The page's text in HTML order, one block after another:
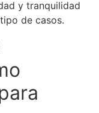
y tranquilidad
de casos.